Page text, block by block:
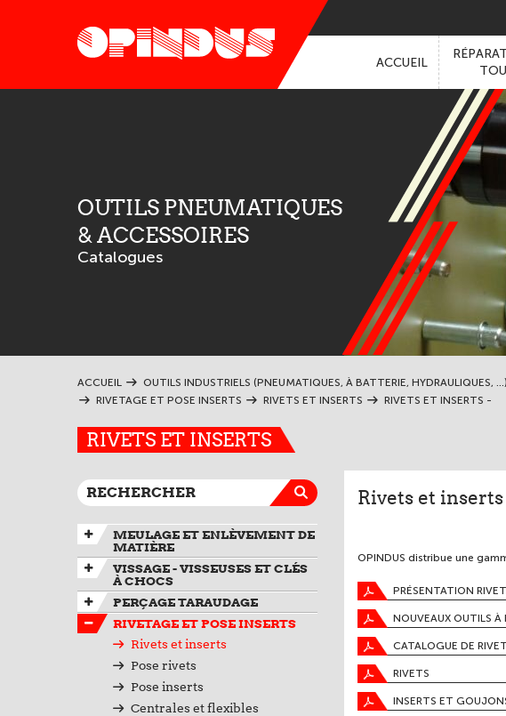
ACCUEIL
OUTILS PNEUMATIQUES
& ACCESSOIRES
Catalogues
ACCUEIL OUTILS INDUSTRIELS (PNEUMATIQUES, À BATTERIE, HYDRAULIQUES,
RIVETAGE ET POSE INSERTS
RIVETS ET INSERTS RIVETS ET INSERTS -
RIVETS ET INSERTS
MEULAGE ET ENLÈVEMENT DE
MATIÈRE
VISSAGE - VISSEUSES ET CLÉS
À CHOCS
PERÇAGE TARAUDAGE
RIVETAGE ET POSE INSERTS
Rivets et inserts
Pose rivets
Pose inserts
Centrales et flexibles
Rivets et inserts
OPINDUS distribue une
PRÉSENTATION
NOUVEAUX OUTILS À
CATALOGUE DE
RIVETS
INSERTS ET